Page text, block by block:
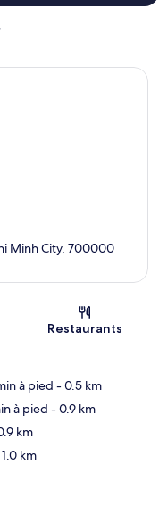
Minh City, 700000
Restaurants
à pied - 0.5 km
à pied - 0.9 km
km
km